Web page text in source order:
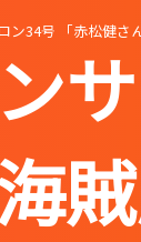
ン34号 「赤松健さ
賊